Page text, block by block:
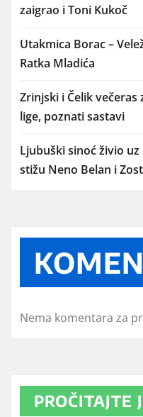
zaigrao i Toni Kukoč
Utakmica Borac –
Ratka Mladića
Zrinjski i Čelik
lige, poznati sastavi
Ljubuški sinoć živio uz
stižu Neno Belan i
Nema komentara za
PROČITAJTE